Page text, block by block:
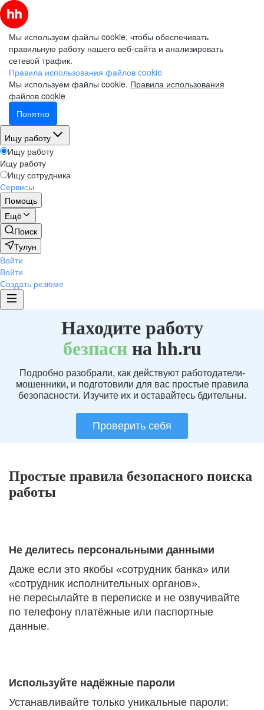
Мы используем файлы cookie, чтобы обеспечивать
правильную работу нашего веб-сайта и анализировать
сетевой трафик.
Правила использования файлов cookie
Мы используем файлы cookie. Правила использования
файлов cookie
Понятно
Ищу работу
Ищу работу
Ищу работу
Ищу сотрудника
Сервисы
Помощь
Ещё
Поиск
Тулун
Войти
Войти
Создать резюме
Находите работу
безпаснна hh.ru
Подробно разобрали, как действуют работодатели-
мошенники, и подготовили для вас простые правила
безопасности. Изучите их и оставайтесь бдительны.
Проверить себя
Простые правила безопасного поиска
работы
Не делитесь персональными данными
Даже если это якобы «сотрудник банка» или
«сотрудник исполнительных органов»,
не пересылайте в переписке и не озвучивайте
по телефону платёжные или паспортные
данные.
Используйте надёжные пароли
Устанавливайте только уникальные пароли: